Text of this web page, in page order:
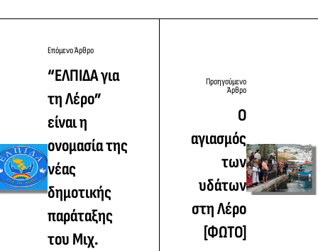
Επόμενο Άρθρο
“ΕΛΠΙΔΑ για
τη Λέρο”
είναι η
ονομασία της
νέας
δημοτικής
παράταξης
του Μιχ.
Προηγούμενο
Άρθρο
Ο
αγιασμός
των
υδάτων
στη Λέρο
[ΦΩΤΟ]